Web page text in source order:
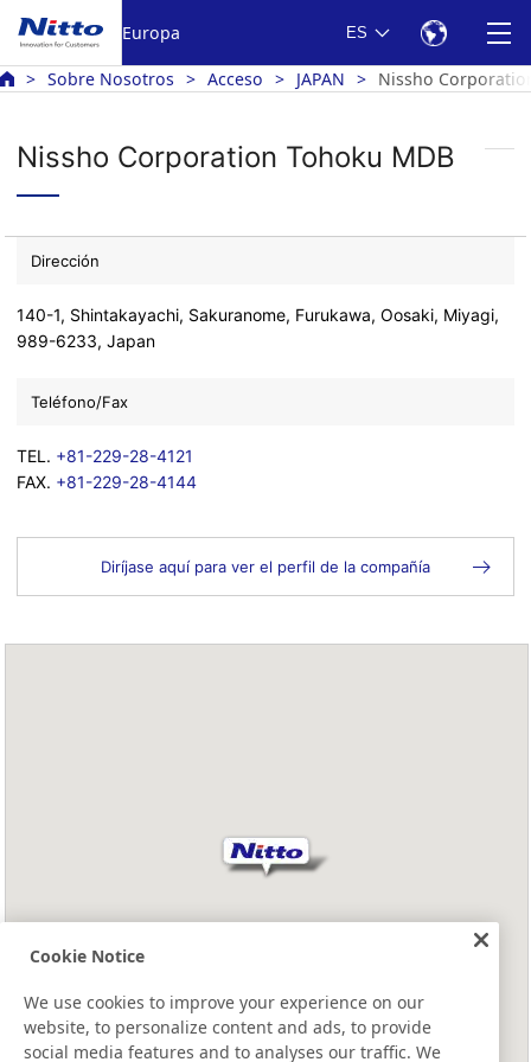
Europa ES
Sobre Nosotros Acceso JAPAN Nissho
Nissho Corporation Tohoku MDB
Dirección
140-1, Shintakayachi, Sakuranome, Furukawa, Oosaki, Miyagi,
989-6233, Japan
Teléfono/Fax
TEL. +81-229-28-4121
FAX. +81-229-28-4144
Diríjase aquí para ver el perfil de la compañía
Cookie Notice
We use cookies to improve your experience on our
website, to personalize content and ads, to provide
social media features and to analyses our traffic. We